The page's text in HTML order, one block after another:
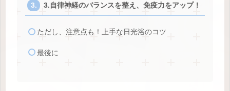
3.自律神経のバランスを整え、免疫力をアップ！
ただし、注意点も！上手な日光浴のコツ
最後に